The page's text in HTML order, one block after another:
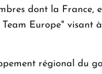
dont la France,
Europe" visant
régional du